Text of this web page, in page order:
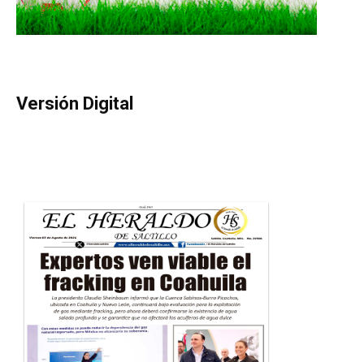
Versión Digital